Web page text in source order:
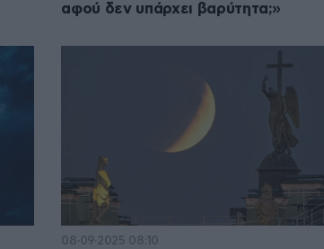
αφού δεν υπάρχει βαρύτητα;»
08·09·2025 08:10